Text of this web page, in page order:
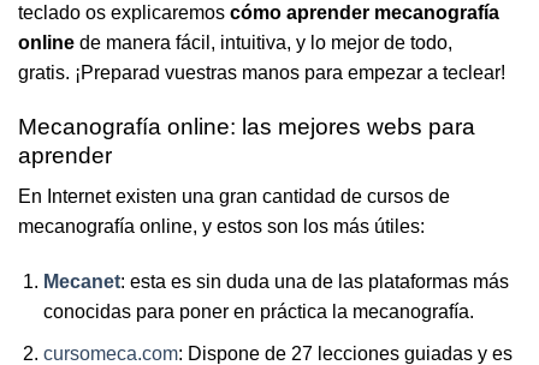
teclado os explicaremos cómo aprender mecanografía
online de manera fácil, intuitiva, y lo mejor de todo,
gratis. ¡Preparad vuestras manos para empezar a teclear!
Mecanografía online: las mejores webs para
aprender
En Internet existen una gran cantidad de cursos de
mecanografía online, y estos son los más útiles:
Mecanet: esta es sin duda una de las plataformas más
conocidas para poner en práctica la mecanografía.
cursomeca.com: Dispone de 27 lecciones guiadas y es